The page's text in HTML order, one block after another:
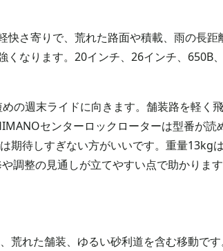
さ寄りで、荒れた路面や積載、雨の長
なります。20インチ、26インチ、650B
の週末ライドに向きます。舗装路を軽く
センターロックローターは型番が
期待しすぎない方がいいです。重量13kg
調整の見通しが立てやすい点で助かりま
れた舗装、ゆるい砂利道を含む移動で